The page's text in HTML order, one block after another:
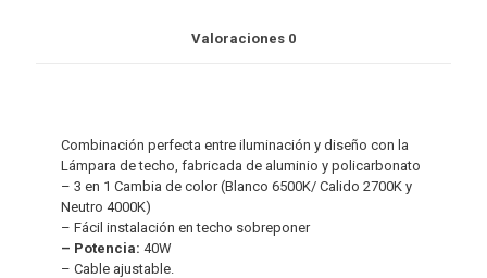
Valoraciones 0
Combinación perfecta entre iluminación y diseño con la
Lámpara de techo, fabricada de aluminio y policarbonato
– 3 en 1 Cambia de color (Blanco 6500K/ Calido 2700K y
Neutro 4000K)
– Fácil instalación en techo sobreponer
– Potencia: 40W
– Cable ajustable.